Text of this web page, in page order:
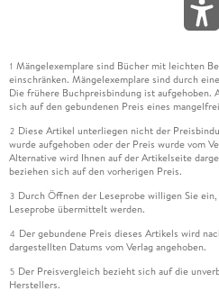
1 Mängelexemplare sind Bücher mit leichten
einschränken. Mängelexemplare sind durch
Die frühere Buchpreisbindung ist aufgehoben.
sich auf den gebundenen Preis eines
2 Diese Artikel unterliegen nicht der
wurde aufgehoben oder der Preis wurde vom
Alternative wird Ihnen auf der Artikelseite
beziehen sich auf den vorherigen Preis.
3 Durch Öffnen der Leseprobe willigen Sie
Leseprobe übermittelt werden.
4 Der gebundene Preis dieses Artikels wird
dargestellten Datums vom Verlag angehoben.
5 Der Preisvergleich bezieht sich auf die
Herstellers.